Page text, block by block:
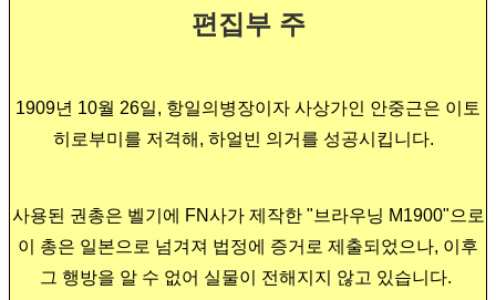
편집부 주
1909년 10월 26일, 항일의병장이자 사상가인 안중근은 이토
히로부미를 저격해, 하얼빈 의거를 성공시킵니다.
사용된 권총은 벨기에 FN사가 제작한 "브라우닝 M1900"으로
이 총은 일본으로 넘겨져 법정에 증거로 제출되었으나, 이후
그 행방을 알 수 없어 실물이 전해지지 않고 있습니다.